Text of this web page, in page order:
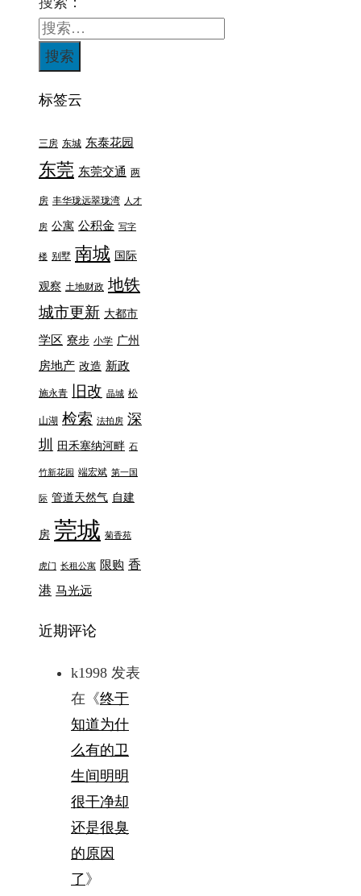
标签云
三房 东城 东泰花园
东莞 东莞交通 两
房 丰华珑远翠珑湾 人才
房 公寓 公积金 写字
楼 别墅 南城 国际
观察 土地财政 地铁
城市更新 大都市
学区 寮步 小学 广州
房地产 改造 新政
施永青 旧改 晶城 松
山湖 检索 法拍房 深
圳
田禾塞纳河畔 石
竹新花园 端宏斌 第一国
际 管道天然气 自建
房 莞城 菊香苑
虎门 长租公寓 限购 香
港 马光远
近期评论
k1998 发表
在《终于
知道为什
么有的卫
生间明明
很干净却
还是很臭
的原因
了 》